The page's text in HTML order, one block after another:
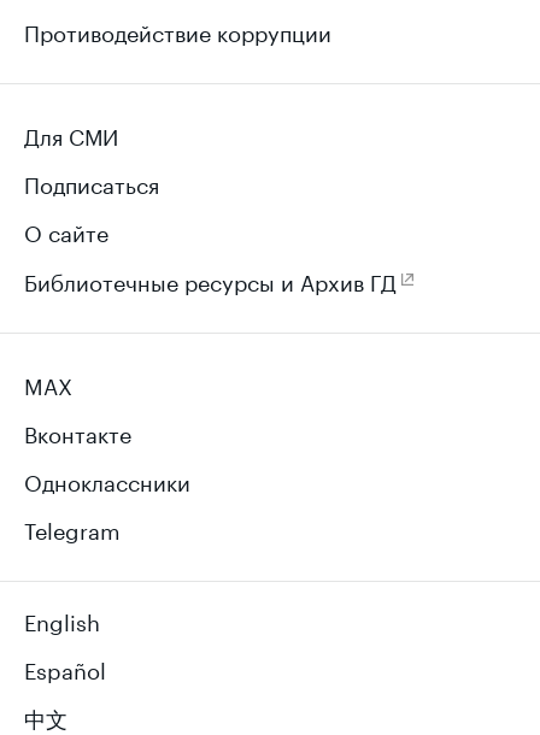
Противодействие коррупции
Для СМИ
Подписаться
О сайте
Библиотечные ресурсы и Архив ГД
MAX
Вконтакте
Одноклассники
Telegram
English
Español
中文